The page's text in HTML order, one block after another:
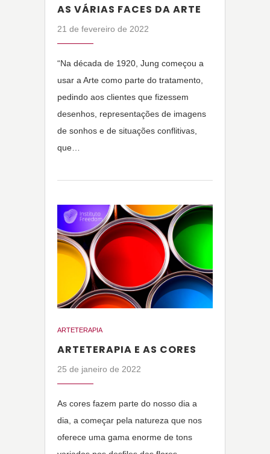
AS VÁRIAS FACES DA ARTE
21 de fevereiro de 2022
“Na década de 1920, Jung começou a
usar a Arte como parte do tratamento,
pedindo aos clientes que fizessem
desenhos, representações de imagens
de sonhos e de situações conflitivas,
que…
ARTETERAPIA
ARTETERAPIA E AS CORES
25 de janeiro de 2022
As cores fazem parte do nosso dia a
dia, a começar pela natureza que nos
oferece uma gama enorme de tons